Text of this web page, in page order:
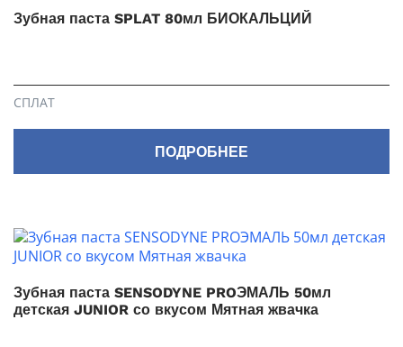
Зубная паста SPLAT 80мл БИОКАЛЬЦИЙ
СПЛАТ
ПОДРОБНЕЕ
Зубная паста SENSODYNE PROЭМАЛЬ 50мл
детская JUNIOR со вкусом Мятная жвачка